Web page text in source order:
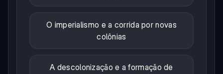
O imperialismo e a corrida por novas
colônias
A descolonização e a formação de